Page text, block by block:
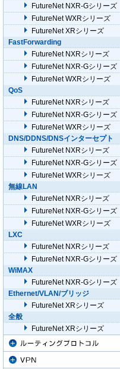
FutureNet NXR-Gシリーズ
FutureNet WXRシリーズ
FutureNet XRシリーズ
FastForwarding
FutureNet NXRシリーズ
FutureNet NXR-Gシリーズ
FutureNet WXRシリーズ
QoS
FutureNet NXRシリーズ
FutureNet NXR-Gシリーズ
FutureNet WXRシリーズ
DNS/DDNS/DNSインターセプト
FutureNet NXRシリーズ
FutureNet NXR-Gシリーズ
FutureNet WXRシリーズ
無線LAN
FutureNet NXRシリーズ
FutureNet NXR-Gシリーズ
FutureNet WXRシリーズ
LXC
FutureNet NXRシリーズ
FutureNet NXR-Gシリーズ
WiMAX
FutureNet NXR-Gシリーズ
Ethernet/VLAN/ブリッジ
FutureNet XRシリーズ
全般
FutureNet XRシリーズ